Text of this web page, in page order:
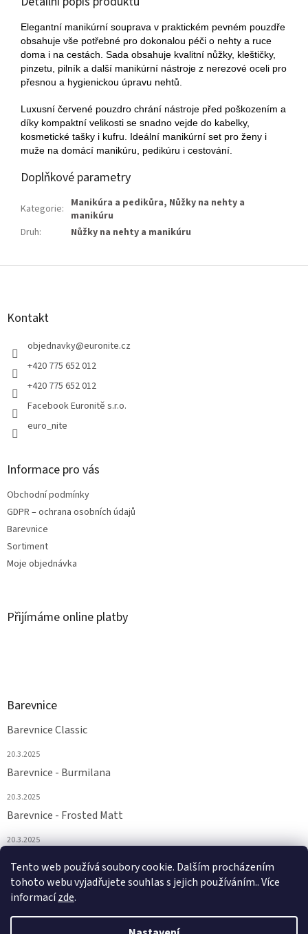
Tento web používá soubory cookie. Dalším procházením
tohoto webu vyjadřujete souhlas s jejich používáním.. Více
informacízde.
Elegantní manikúrní souprava v praktickém pevném pouzdře
obsahuje vše potřebné pro dokonalou péči o nehty a ruce
doma i na cestách. Sada obsahuje kvalitní nůžky, kleštičky,
pinzetu, pilník a další manikúrní nástroje z nerezové oceli pro
přesnou a hygienickou úpravu nehtů.
Luxusní červené pouzdro chrání nástroje před poškozením a
díky kompaktní velikosti se snadno vejde do kabelky,
kosmetické tašky i kufru. Ideální manikúrní set pro ženy i
muže na domácí manikúru, pedikúru i cestování.
Doplňkové parametry
Kategorie: Manikúra a pedikůra, Nůžky na nehty a
manikúru
Druh: Nůžky na nehty a manikúru
Z
Kontakt
objednavky@euronite.cz
+420 775 652 012
+420 775 652 012
Facebook Euronitě s.r.o.
euro_nite
Informace pro vás
Obchodní podmínky
GDPR – ochrana osobních údajů
Barevnice
Sortiment
Moje objednávka
Přijímáme online platby
Barevnice
Barevnice Classic
20.3.2025
Barevnice - Burmilana
20.3.2025
Barevnice - Frosted Matt
20.3.2025
20.3.2025